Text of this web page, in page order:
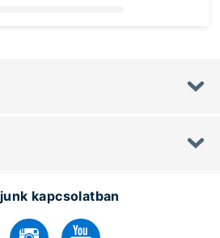
kapcsolatban